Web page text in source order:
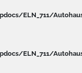
ELN_711/
ELN_711/